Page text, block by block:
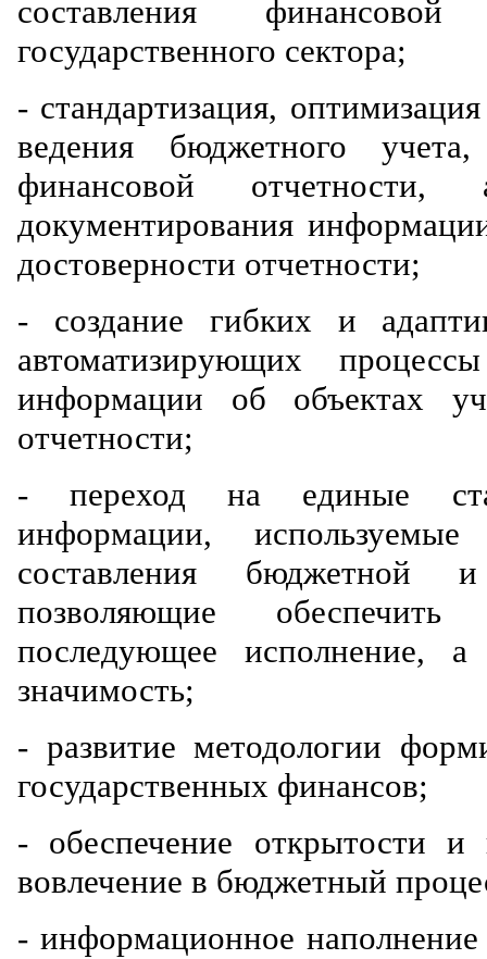
составления
государственного сектора;
- стандартизация,
ведения бюджетного
финансовой
документирования
достоверности отчетности;
- создание гибких и
автоматизирующих
информации об объектах
отчетности;
- переход на единые
информации,
составления бюджетной
позволяющие
последующее исполнение, а
значимость;
- развитие методологии
государственных финансов;
- обеспечение открытости
вовлечение в бюджетный
- информационное